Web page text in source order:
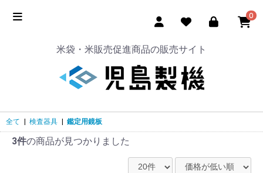
0
米袋・米販売促進商品の販売サイト
全て 検査器具 鑑定用鏡板
3件の商品が見つかりました